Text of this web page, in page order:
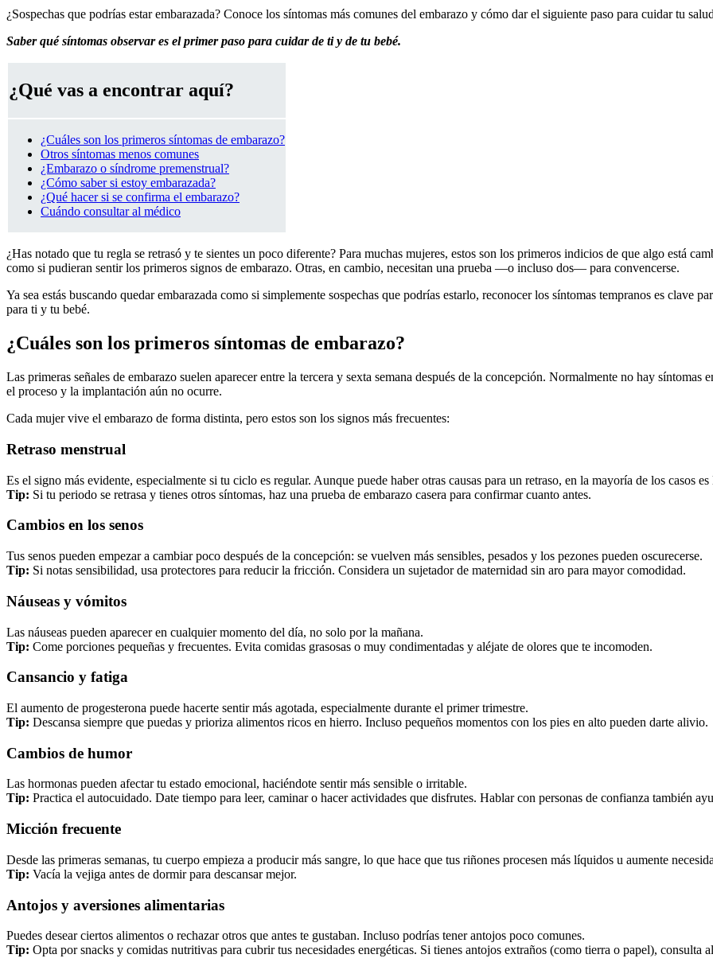
¿Sospechas que podrías estar embarazada? Conoce los síntomas más comunes del embarazo y cómo dar el siguiente paso para cuidar tu
Saber qué síntomas observar es el primer paso para cuidar de ti y de tu bebé.
¿Qué vas a encontrar aquí?
¿Cuáles son los primeros síntomas de embarazo?
Otros síntomas menos comunes
¿Embarazo o síndrome premenstrual?
¿Cómo saber si estoy embarazada?
¿Qué hacer si se confirma el embarazo?
Cuándo consultar al médico
¿Has notado que tu regla se retrasó y te sientes un poco diferente? Para muchas mujeres, estos son los primeros indicios de que algo está
como si pudieran sentir los primeros signos de embarazo. Otras, en cambio, necesitan una prueba —o incluso dos— para convencerse.
Ya sea estás buscando quedar embarazada como si simplemente sospechas que podrías estarlo, reconocer los síntomas tempranos es clave
para ti y tu bebé.
¿Cuáles son los primeros síntomas de embarazo?
Las primeras señales de embarazo suelen aparecer entre la tercera y sexta semana después de la concepción. Normalmente no hay síntomas
el proceso y la implantación aún no ocurre.
Cada mujer vive el embarazo de forma distinta, pero estos son los signos más frecuentes:
Retraso menstrual
Es el signo más evidente, especialmente si tu ciclo es regular. Aunque puede haber otras causas para un retraso, en la mayoría de los casos
Tip: Si tu periodo se retrasa y tienes otros síntomas, haz una prueba de embarazo casera para confirmar cuanto antes.
Cambios en los senos
Tus senos pueden empezar a cambiar poco después de la concepción: se vuelven más sensibles, pesados y los pezones pueden oscurecerse.
Tip: Si notas sensibilidad, usa protectores para reducir la fricción. Considera un sujetador de maternidad sin aro para mayor comodidad.
Náuseas y vómitos
Las náuseas pueden aparecer en cualquier momento del día, no solo por la mañana.
Tip: Come porciones pequeñas y frecuentes. Evita comidas grasosas o muy condimentadas y aléjate de olores que te incomoden.
Cansancio y fatiga
El aumento de progesterona puede hacerte sentir más agotada, especialmente durante el primer trimestre.
Tip: Descansa siempre que puedas y prioriza alimentos ricos en hierro. Incluso pequeños momentos con los pies en alto pueden darte alivio.
Cambios de humor
Las hormonas pueden afectar tu estado emocional, haciéndote sentir más sensible o irritable.
Tip: Practica el autocuidado. Date tiempo para leer, caminar o hacer actividades que disfrutes. Hablar con personas de confianza también
Micción frecuente
Desde las primeras semanas, tu cuerpo empieza a producir más sangre, lo que hace que tus riñones procesen más líquidos u aumente
Tip: Vacía la vejiga antes de dormir para descansar mejor.
Antojos y aversiones alimentarias
Puedes desear ciertos alimentos o rechazar otros que antes te gustaban. Incluso podrías tener antojos poco comunes.
Tip: Opta por snacks y comidas nutritivas para cubrir tus necesidades energéticas. Si tienes antojos extraños (como tierra o papel), consulta